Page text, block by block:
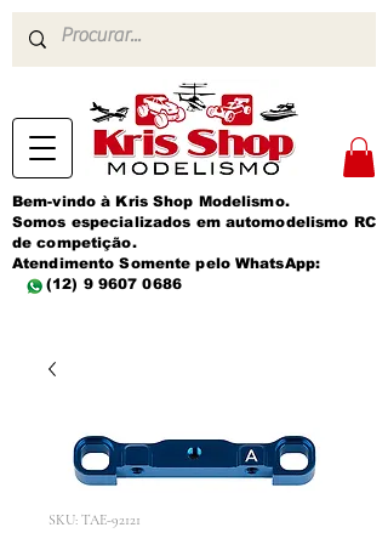
Bem-vindo à Kris Shop Modelismo.
Somos especializados em automodelismo RC
de competição.
Atendimento Somente pelo WhatsApp:
(12) 9 9607 0686
SKU: TAE-92121